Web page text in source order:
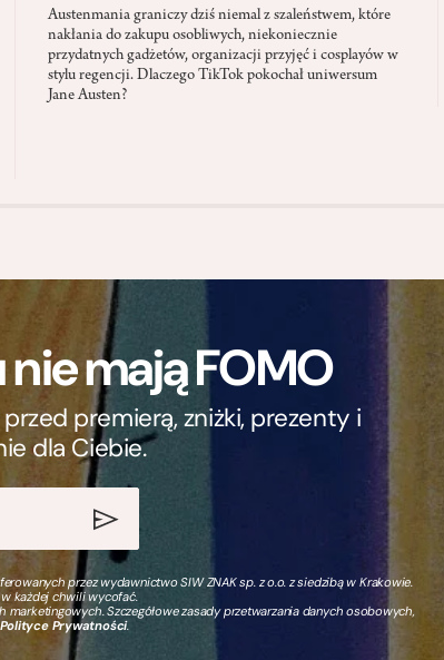
Austenmania graniczy dziś niemal z szaleństwem, które
nakłania do zakupu osobliwych, niekoniecznie
przydatnych gadżetów, organizacji przyjęć i cosplayów w
stylu regencji. Dlaczego TikTok pokochał uniwersum
Jane Austen?
mają FOMO
premierą, zniżki, prezenty i
dla Ciebie.
przez wydawnictwo SIW ZNAK sp. z o.o. z siedzibą w Krakowie.
każdej chwili wycofać.
Szczegółowe zasady przetwarzania danych osobowych,
Prywatności.